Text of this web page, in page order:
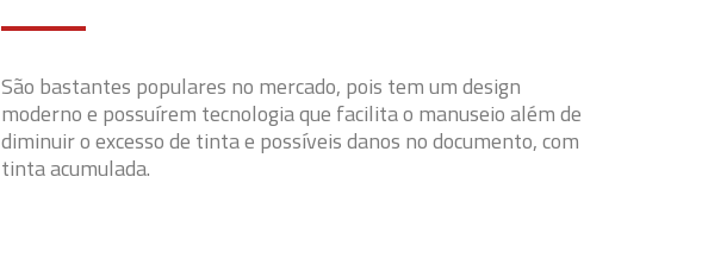
São bastantes populares no mercado, pois tem um design
moderno e possuírem tecnologia que facilita o manuseio além de
diminuir o excesso de tinta e possíveis danos no documento, com
tinta acumulada.